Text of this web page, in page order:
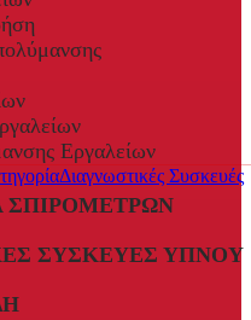
Εργαλείων
Διαγνωστικές Συσκευές
ΣΠΙΡΟΜΈΤΡΩΝ
ΣΥΣΚΕΥΈΣ ΎΠΝΟΥ